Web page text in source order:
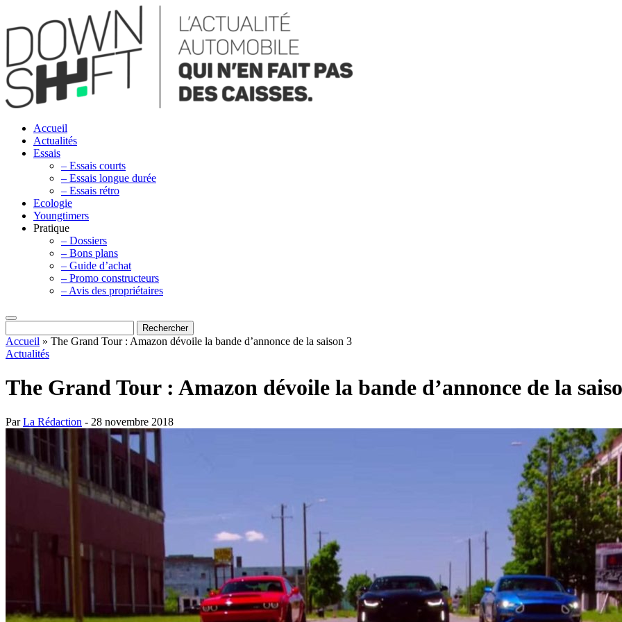
Accueil
Actualités
Essais
– Essais courts
– Essais longue durée
– Essais rétro
Ecologie
Youngtimers
Pratique
– Dossiers
– Bons plans
– Guide d’achat
– Promo constructeurs
– Avis des propriétaires
Accueil » The Grand Tour : Amazon dévoile la bande d’annonce de la saison 3
Actualités
The Grand Tour : Amazon dévoile la bande d’annonce de la
ParLa Rédaction - 28 novembre 2018